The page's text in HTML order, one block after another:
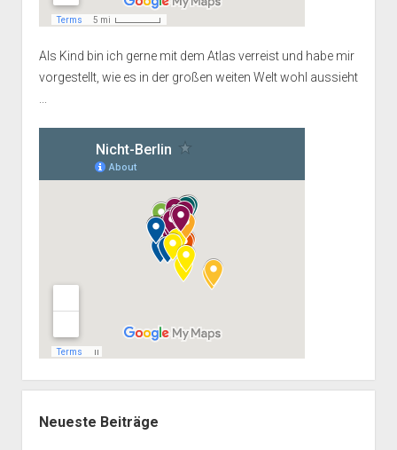
Als Kind bin ich gerne mit dem Atlas verreist und habe mir
vorgestellt, wie es in der großen weiten Welt wohl aussieht
Neueste Beiträge